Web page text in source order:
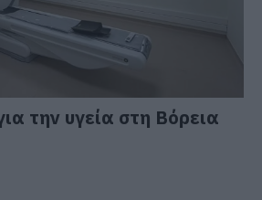
την υγεία στη Βόρεια